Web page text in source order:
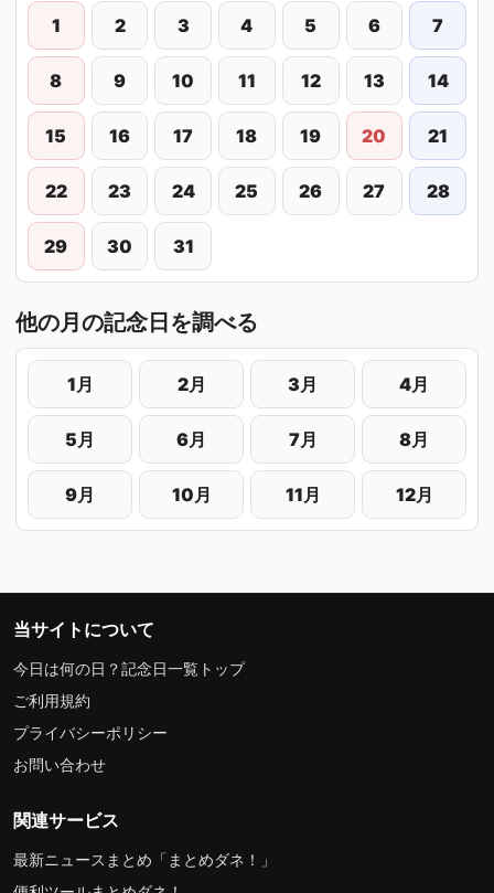
1 2 3 4 5 6 7
8 9 10 11 12 13 14
15 16 17 18 19 20 21
22 23 24 25 26 27 28
29 30 31
他の月の記念日を調べる
1月 2月 3月 4月
5月 6月 7月 8月
9月 10月 11月 12月
当サイトについて
今日は何の日？記念日一覧トップ
ご利用規約
プライバシーポリシー
お問い合わせ
関連サービス
最新ニュースまとめ「まとめダネ！」